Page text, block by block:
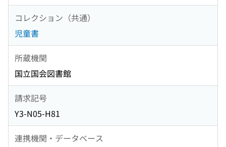
コレクション（共通）
児童書
所蔵機関
国立国会図書館
請求記号
Y3-N05-H81
連携機関・データベース